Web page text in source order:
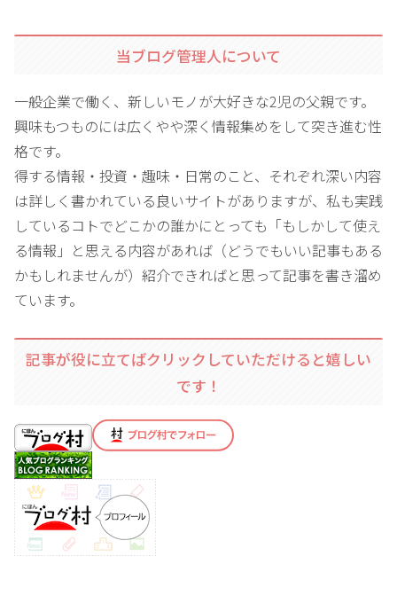
当ブログ管理人について
一般企業で働く、新しいモノが大好きな2児の父親です。
興味もつものには広くやや深く情報集めをして突き進む性
格です。
得する情報・投資・趣味・日常のこと、それぞれ深い内容
は詳しく書かれている良いサイトがありますが、私も実践
しているコトでどこかの誰かにとっても「もしかして使え
る情報」と思える内容があれば（どうでもいい記事もある
かもしれませんが）紹介できればと思って記事を書き溜め
ています。
記事が役に立てばクリックしていただけると嬉しい
です！